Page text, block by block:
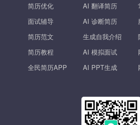
简历优化
面试辅导
简历范文
简历教程
全民简历APP
AI 翻译简历
AI 诊断简历
生成自我介绍
AI 模拟面试
AI PPT生成